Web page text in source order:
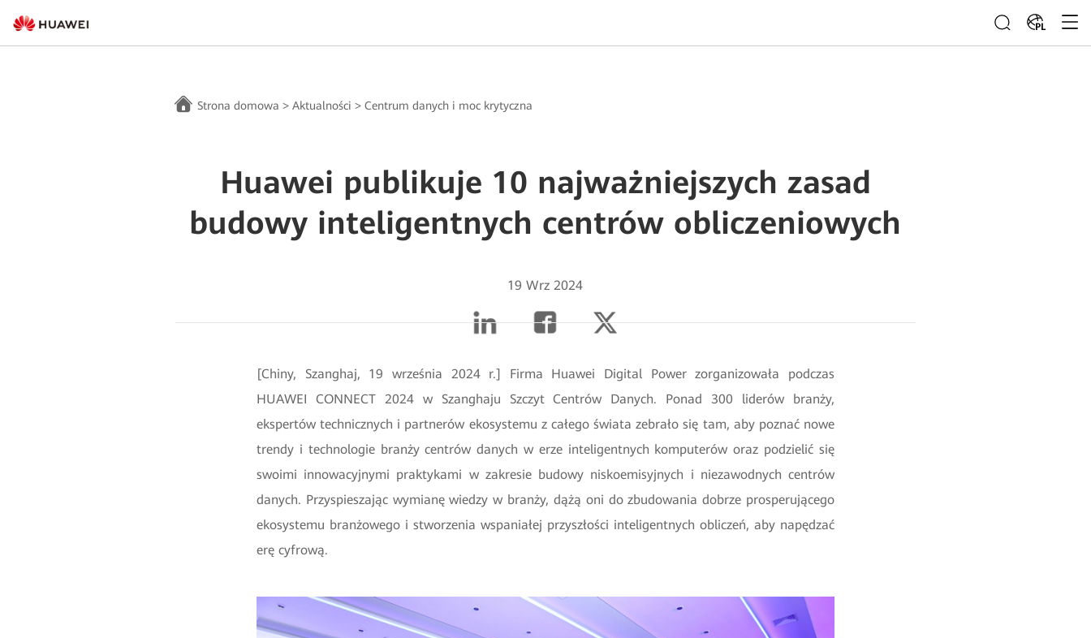
PL
Strona domowa >Aktualności >Centrum danych i moc krytyczna
Huawei publikuje 10 najważniejszych zasad
budowy inteligentnych centrów obliczeniowych
19 Wrz 2024
[Chiny, Szanghaj, 19 września 2024 r.] Firma Huawei Digital Power zorganizowała podczas
HUAWEI CONNECT 2024 w Szanghaju Szczyt Centrów Danych. Ponad 300 liderów branży,
ekspertów technicznych i partnerów ekosystemu z całego świata zebrało się tam, aby poznać nowe
trendy i technologie branży centrów danych w erze inteligentnych komputerów oraz podzielić się
swoimi innowacyjnymi praktykami w zakresie budowy niskoemisyjnych i niezawodnych centrów
danych. Przyspieszając wymianę wiedzy w branży, dążą oni do zbudowania dobrze prosperującego
ekosystemu branżowego i stworzenia wspaniałej przyszłości inteligentnych obliczeń, aby napędzać
erę cyfrową.